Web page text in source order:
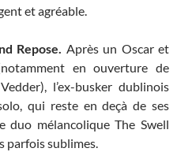
et agréable.
Repose. Après un Oscar et
en ouverture de
l’ex-busker dublinois
qui reste en deçà de ses
duo mélancolique The Swell
parfois sublimes.